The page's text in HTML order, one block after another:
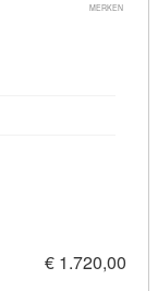
MERKEN
(11436375)
€ 1.720,00